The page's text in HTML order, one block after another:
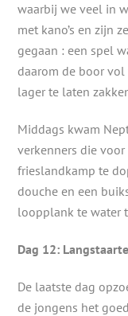
waarbij we veel in
met kano’s en zijn
gegaan : een spel
daarom de boor
lager te laten
Middags kwam
verkenners die
frieslandkamp te
douche en een
loopplank te water
Dag 12:
De laatste dag
de jongens het